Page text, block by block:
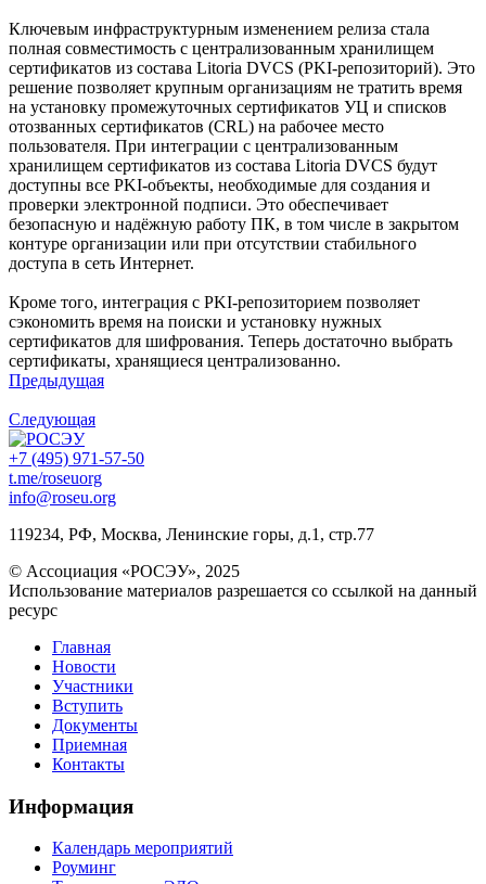
Ключевым инфраструктурным изменением релиза стала
полная совместимость с централизованным хранилищем
сертификатов из состава Litoria DVCS (PKI-репозиторий). Это
решение позволяет крупным организациям не тратить время
на установку промежуточных сертификатов УЦ и списков
отозванных сертификатов (CRL) на рабочее место
пользователя. При интеграции с централизованным
хранилищем сертификатов из состава Litoria DVCS будут
доступны все PKI-объекты, необходимые для создания и
проверки электронной подписи. Это обеспечивает
безопасную и надёжную работу ПК, в том числе в закрытом
контуре организации или при отсутствии стабильного
доступа в сеть Интернет.
Кроме того, интеграция с PKI-репозиторием позволяет
сэкономить время на поиски и установку нужных
сертификатов для шифрования. Теперь достаточно выбрать
сертификаты, хранящиеся централизованно.
Предыдущая
Следующая
+7 (495) 971-57-50
t.me/roseuorg
info@roseu.org
119234, РФ, Москва, Ленинские горы, д.1, стр.77
© Ассоциация «РОСЭУ», 2025
Использование материалов разрешается со ссылкой на данный
ресурс
Главная
Новости
Участники
Вступить
Документы
Приемная
Контакты
Информация
Календарь мероприятий
Роуминг